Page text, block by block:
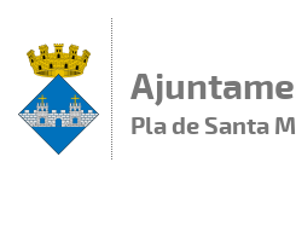
Pla de Santa